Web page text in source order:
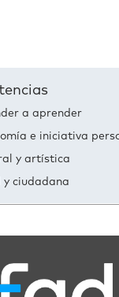
a aprender
e iniciativa
y artística
y ciudadana